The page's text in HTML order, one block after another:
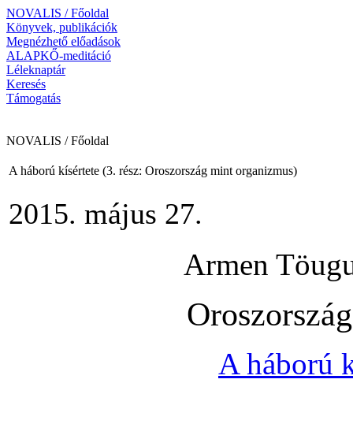
NOVALIS / Főoldal
Könyvek, publikációk
Megnézhető előadások
ALAPKŐ-meditáció
Léleknaptár
Keresés
Támogatás
NOVALIS / Főoldal
A háború kísértete (3. rész: Oroszország mint organizmus)
2015. május 27.
Armen
A háború